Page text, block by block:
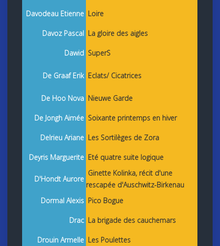
Davodeau Etienne Loire
Davoz Pascal La gloire des aigles
Dawid SuperS
De Graaf Erik Eclats/ Cicatrices
De Hoo Nova Nieuwe Garde
De Jongh Aimée Soixante printemps en hiver
Delrieu Ariane Les Sortilèges de Zora
Deyris Marguerite Eté quatre suite logique
D'Hondt Aurore
Ginette Kolinka, récit d'une
rescapée d'Auschwitz-Birkenau
Dormal Alexis Pico Bogue
Drac La brigade des cauchemars
Drouin Armelle Les Poulettes